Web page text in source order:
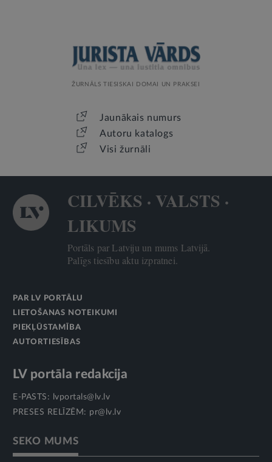
ŽURNĀLS TIESISKAI DOMAI UN PRAKSEI
Jaunākais numurs
Autoru katalogs
Visi žurnāli
CILVĒKS · VALSTS ·
LIKUMS
Portāls par Latviju un mums Latvijā.
Palīgs tiesību aktu izpratnei.
PAR LV PORTĀLU
LIETOŠANAS NOTEIKUMI
PIEKĻŪSTAMĪBA
AUTORTIESĪBAS
LV portāla redakcija
E-PASTS:
lvportals@lv.lv
PRESES RELĪZĒM: pr@lv.lv
SEKO MUMS